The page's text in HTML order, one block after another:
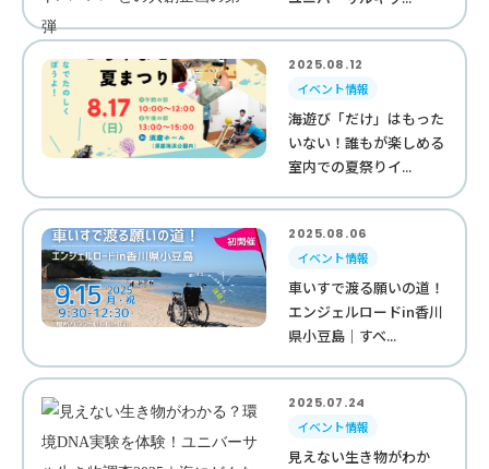
2025.08.12
イベント情報
海遊び「だけ」はもった
いない！誰もが楽しめる
室内での夏祭りイ...
2025.08.06
イベント情報
車いすで渡る願いの道！
エンジェルロードin香川
県小豆島｜すべ...
2025.07.24
イベント情報
見えない生き物がわか